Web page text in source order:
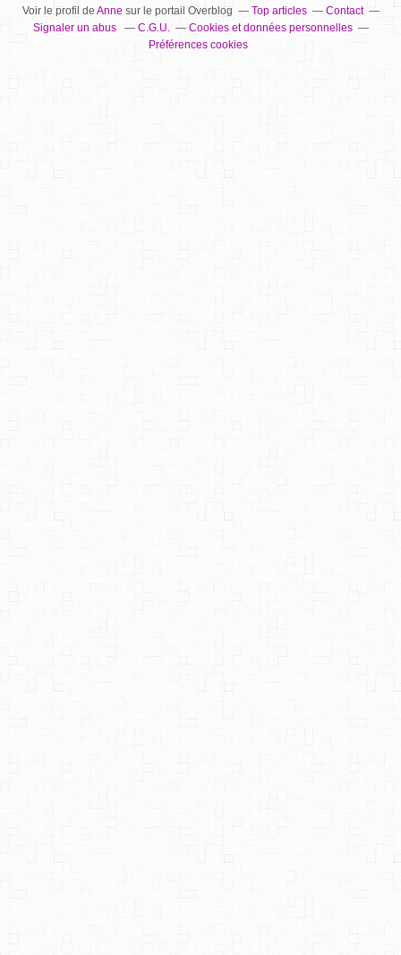
Voir le profil de Annesur le portail Overblog Top articles
Contact
Signaler un abus
C.G.U.
Cookies et données personnelles
Préférences cookies